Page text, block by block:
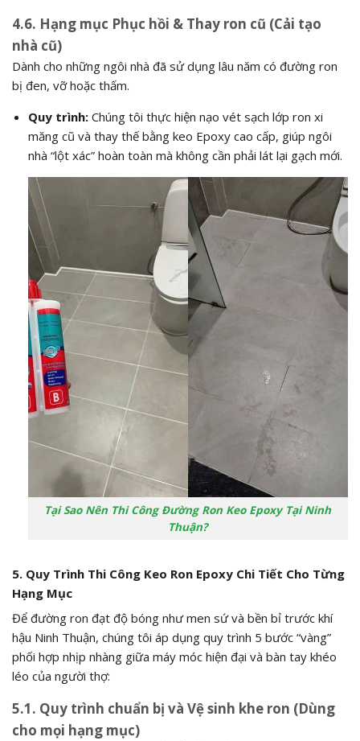
4.6. Hạng mục Phục hồi & Thay ron cũ (Cải tạo
nhà cũ)
Dành cho những ngôi nhà đã sử dụng lâu năm có đường ron
bị đen, vỡ hoặc thấm.
Quy trình:Chúng tôi thực hiện nạo vét sạch lớp ron xi
măng cũ và thay thế bằng keo Epoxy cao cấp, giúp ngôi
nhà “lột xác” hoàn toàn mà không cần phải lát lại gạch mới.
Tại Sao Nên Thi Công Đường Ron Keo Epoxy Tại Ninh
Thuận?
5. Quy Trình Thi Công Keo Ron Epoxy Chi Tiết Cho Từng
Hạng Mục
Để đường ron đạt độ bóng như men sứ và bền bỉ trước khí
hậu Ninh Thuận, chúng tôi áp dụng quy trình 5 bước “vàng”
phối hợp nhịp nhàng giữa máy móc hiện đại và bàn tay khéo
léo của người thợ:
5.1. Quy trình chuẩn bị và Vệ sinh khe ron (Dùng
cho mọi hạng mục)